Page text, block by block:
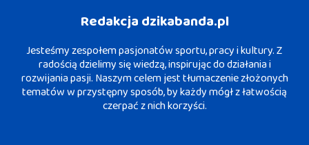
Redakcja dzikabanda.pl
Jesteśmy zespołem pasjonatów sportu, pracy i kultury. Z
radością dzielimy się wiedzą, inspirując do działania i
rozwijania pasji. Naszym celem jest tłumaczenie złożonych
tematów w przystępny sposób, by każdy mógł z łatwością
czerpać z nich korzyści.